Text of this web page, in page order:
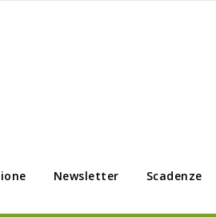
Newsletter Scadenze